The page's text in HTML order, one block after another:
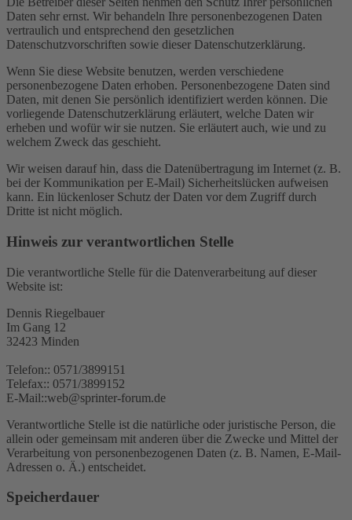
Daten sehr ernst. Wir behandeln Ihre personenbezogenen Daten
vertraulich und entsprechend den gesetzlichen
Datenschutzvorschriften sowie dieser Datenschutzerklärung.
Wenn Sie diese Website benutzen, werden verschiedene
personenbezogene Daten erhoben. Personenbezogene Daten sind
Daten, mit denen Sie persönlich identifiziert werden können. Die
vorliegende Datenschutzerklärung erläutert, welche Daten wir
erheben und wofür wir sie nutzen. Sie erläutert auch, wie und zu
welchem Zweck das geschieht.
Wir weisen darauf hin, dass die Datenübertragung im Internet (z. B.
bei der Kommunikation per E-Mail) Sicherheitslücken aufweisen
kann. Ein lückenloser Schutz der Daten vor dem Zugriff durch
Dritte ist nicht möglich.
Hinweis zur verantwortlichen Stelle
Die verantwortliche Stelle für die Datenverarbeitung auf dieser
Website ist:
Dennis Riegelbauer
Im Gang 12
32423 Minden
Telefon:: 0571/3899151
Telefax:: 0571/3899152
E-Mail::web@sprinter-forum.de
Verantwortliche Stelle ist die natürliche oder juristische Person, die
allein oder gemeinsam mit anderen über die Zwecke und Mittel der
Verarbeitung von personenbezogenen Daten (z. B. Namen, E-Mail-
Adressen o. Ä.) entscheidet.
Speicherdauer